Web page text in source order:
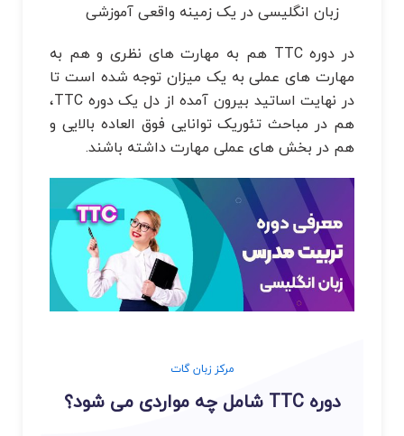
زبان انگلیسی در یک زمینه واقعی آموزشی
در دوره TTC هم به مهارت های نظری و هم به
مهارت های عملی به یک میزان توجه شده است تا
در نهایت اساتید بیرون آمده از دل یک دوره TTC،
هم در مباحث تئوریک توانایی فوق العاده بالایی و
هم در بخش های عملی مهارت داشته باشند.
مرکز زبان گات
دوره TTC شامل چه مواردی می شود؟